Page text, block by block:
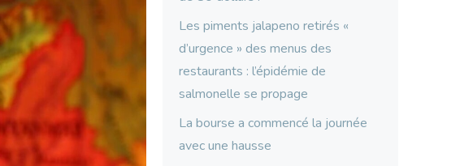
Les piments jalapeno retirés «
d’urgence » des menus des
restaurants : l’épidémie de
salmonelle se propage
La bourse a commencé la journée
avec une hausse